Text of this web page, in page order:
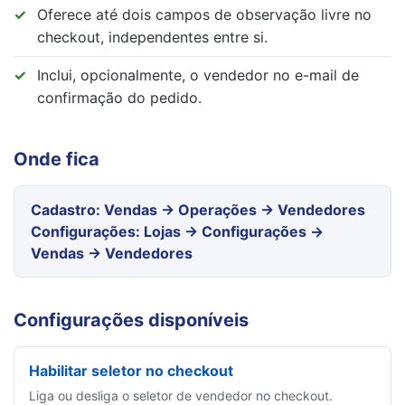
Oferece até dois campos de observação livre no
checkout, independentes entre si.
Inclui, opcionalmente, o vendedor no e-mail de
confirmação do pedido.
Onde fica
Cadastro: Vendas → Operações → Vendedores
Configurações: Lojas → Configurações →
Vendas → Vendedores
Configurações disponíveis
Habilitar seletor no checkout
Liga ou desliga o seletor de vendedor no checkout.